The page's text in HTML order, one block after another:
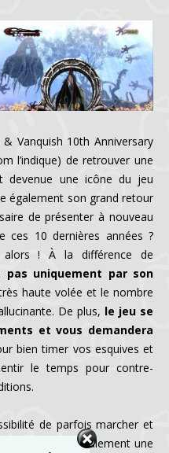
Vanquish 10th Anniversary
l’indique) de retrouver une
devenue une icône du jeu
également son grand retour
de présenter à nouveau
ces 10 dernières années ?
alors ! À la différence de
pas uniquement par son
haute volée et le nombre
De plus, le jeu se
et vous demandera
bien timer vos esquives et
le temps pour contre-
de parfois marcher et
donnent également une